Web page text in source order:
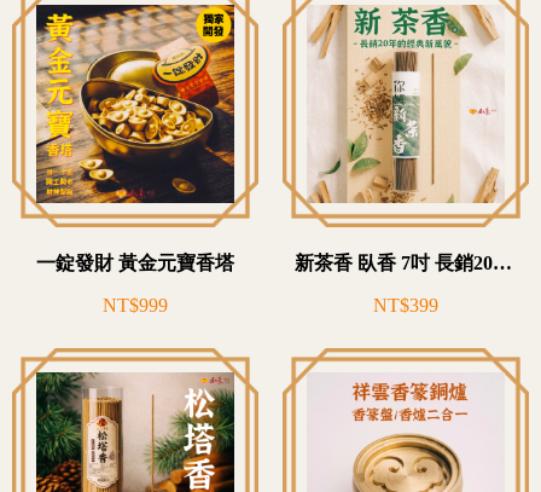
一錠發財 黃金元寶香塔
NT$999
新茶香 臥香 7吋 長銷20年茶葉升級再回甘
NT$399